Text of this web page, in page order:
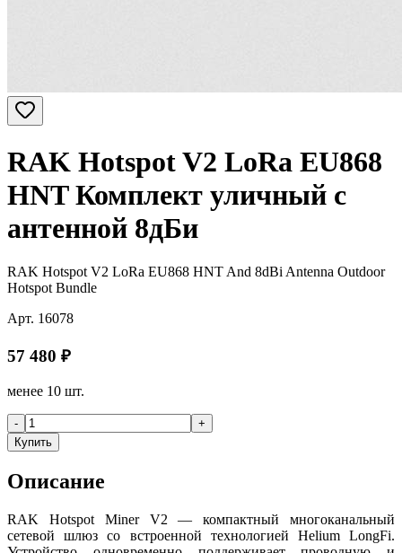
RAK Hotspot V2 LoRa EU868
HNT Комплект уличный с
антенной 8дБи
RAK Hotspot V2 LoRa EU868 HNT And 8dBi Antenna Outdoor
Hotspot Bundle
Арт. 16078
57 480 ₽
менее 10 шт.
-
+
Купить
Описание
RAK Hotspot Miner V2 — компактный многоканальный
сетевой шлюз со встроенной технологией Helium LongFi.